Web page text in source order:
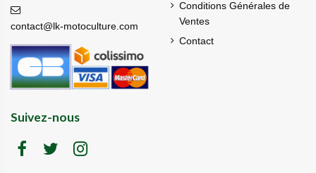
contact@lk-motoculture.com
Conditions Générales de
Ventes
Contact
Suivez-nous